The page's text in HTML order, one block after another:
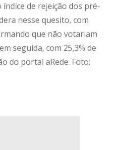
de rejeição dos pré-
nesse quesito, com
que não votariam
seguida, com 25,3% de
do portal aRede. Foto: